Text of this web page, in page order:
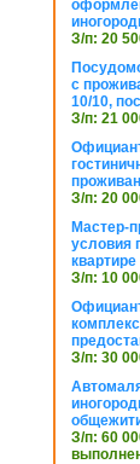
З/п: 20
с
10/10,
З/п: 21
З/п: 20
Мастер-
условия
квартире
З/п: 10
З/п: 30
З/п: 60